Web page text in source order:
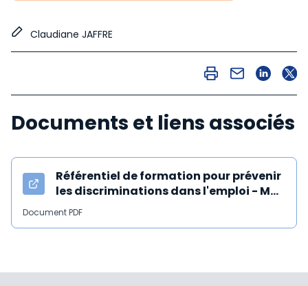
Claudiane JAFFRE
Documents et liens associés
Référentiel de formation pour prévenir
les discriminations dans l'emploi - Mai
2025
Document PDF